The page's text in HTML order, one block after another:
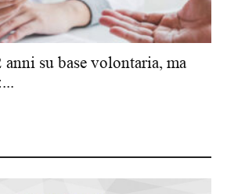
su base volontaria, ma